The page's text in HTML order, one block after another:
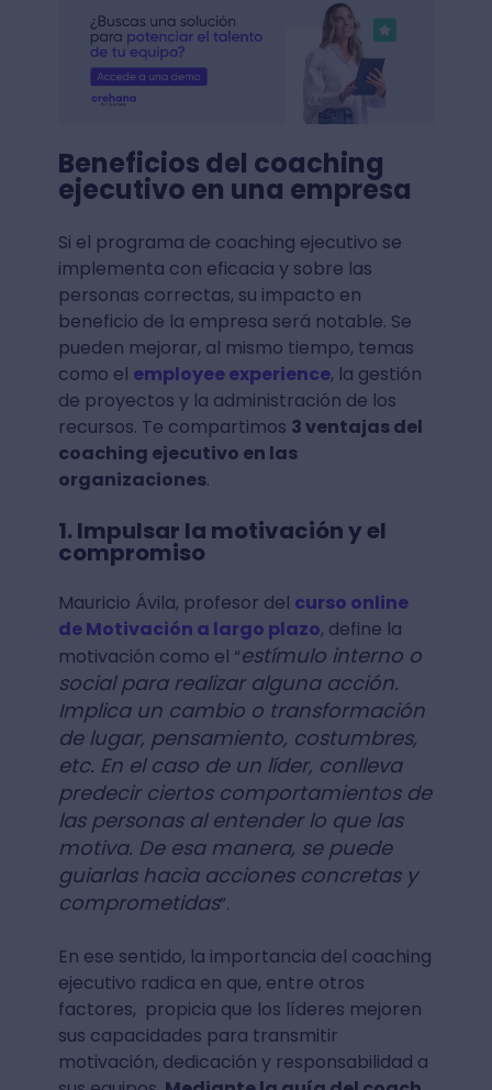
Beneficios del coaching
ejecutivo en una empresa
Si el programa de coaching ejecutivo se
implementa con eficacia y sobre las
personas correctas, su impacto en
beneficio de la empresa será notable. Se
pueden mejorar, al mismo tiempo, temas
como el employee experience, la gestión
de proyectos y la administración de los
recursos. Te compartimos 3 ventajas del
coaching ejecutivo en las
organizaciones.
1. Impulsar la motivación y el
compromiso
Mauricio Ávila, profesor del curso online
de Motivación a largo plazo, define la
motivación como el “estímulo interno o
social para realizar alguna acción.
Implica un cambio o transformación
de lugar, pensamiento, costumbres,
etc. En el caso de un líder, conlleva
predecir ciertos comportamientos de
las personas al entender lo que las
motiva. De esa manera, se puede
guiarlas hacia acciones concretas y
comprometidas”.
En ese sentido, la importancia del coaching
ejecutivo radica en que, entre otros
factores, propicia que los líderes mejoren
sus capacidades para transmitir
motivación, dedicación y responsabilidad a